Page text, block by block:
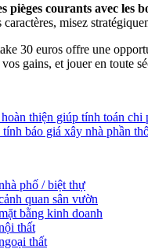
pièges courants avec les
misez
30 euros offre une
gains, et jouer en toute
thiện giúp tính toán chi
báo giá xây nhà phần
phố / biệt thự
quan sân vườn
bằng kinh doanh
thất
thất